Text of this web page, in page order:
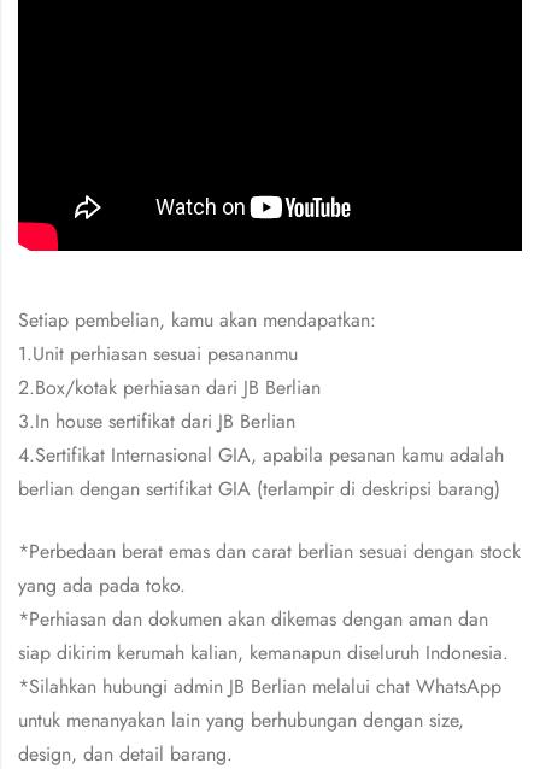
Setiap pembelian, kamu akan mendapatkan:
1.Unit perhiasan sesuai pesananmu
2.Box/kotak perhiasan dari JB Berlian
3.In house sertifikat dari JB Berlian
4.Sertifikat Internasional GIA, apabila pesanan kamu adalah
berlian dengan sertifikat GIA (terlampir di deskripsi barang)
*Perbedaan berat emas dan carat berlian sesuai dengan stock
yang ada pada toko.
*Perhiasan dan dokumen akan dikemas dengan aman dan
siap dikirim kerumah kalian, kemanapun diseluruh Indonesia.
*Silahkan hubungi admin JB Berlian melalui chat WhatsApp
untuk menanyakan lain yang berhubungan dengan size,
design, dan detail barang.